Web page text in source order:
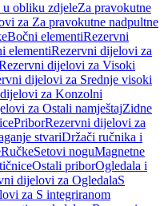
u obliku zdjeleZa pravokutne
za Za pravokutne nadpultne
Bočni elementiRezervni
elementiRezervni dijelovi za
dijelovi za Visoki
dijelovi za Srednje visoki
za Konzolni
za Ostali namještajZidne
PriborRezervni dijelovi za
stvariDržači ručnika i
RučkeSetovi noguMagnetne
Ostali priborOgledala i
dijelovi za OgledalaS
za S integriranom